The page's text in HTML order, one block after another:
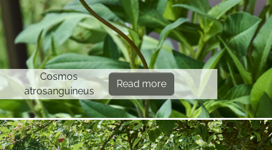
Cosmos
atrosanguineus
Read more